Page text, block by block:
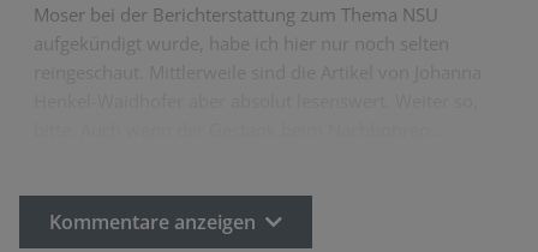
Moser bei der Berichterstattung zum Thema NSU
aufgekündigt wurde, habe ich hier nur noch selten
Kommentare anzeigen